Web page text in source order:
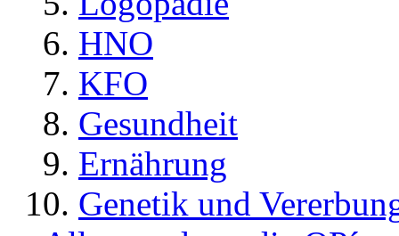
HNO
KFO
Gesundheit
Ernährung
Genetik und